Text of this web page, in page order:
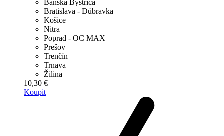
Banská Bystrica
Bratislava - Dúbravka
Košice
Nitra
Poprad - OC MAX
Prešov
Trenčín
Trnava
Žilina
10,30 €
Koupit